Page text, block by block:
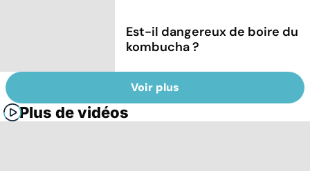
Est-il dangereux de boire du
kombucha ?
Voir plus
Plus de vidéos